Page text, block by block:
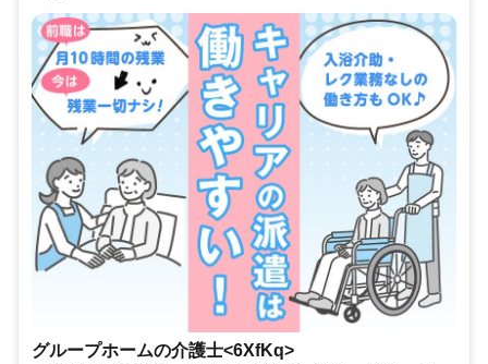
ので、通勤前後の買い物に便利です！ ニコーリフレ・すすきの天然
温泉 湯香郷もあるのでサウナや温泉好きの方にはうれしいですね！
Google口コミ4.9のこころ整体院 札幌東本願寺院もありますので、体
が疲れた時や身体のケアをしたいときにはぜひ行ってみてください！
グループホームの介護士<6XfKq>